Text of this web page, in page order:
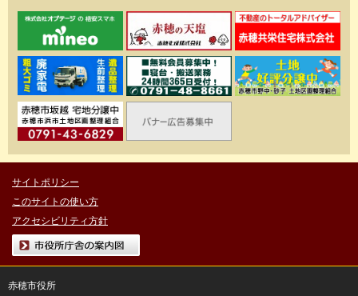
サイトポリシー
このサイトの使い方
アクセシビリティ方針
市役所庁舎の案内図
赤穂市役所